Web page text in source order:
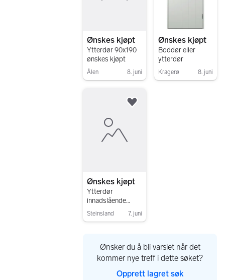
Ønskes kjøpt
Ytterdør 90x190
ønskes kjøpt
Ålen 8. juni
Ønskes kjøpt
Boddør eller
ytterdør
Kragerø 8. juni
Ønskes kjøpt
Ytterdør
innadslående
90x200
Steinsland 7. juni
Ønsker du å bli varslet når det
kommer nye treff i dette søket?
Opprett lagret søk